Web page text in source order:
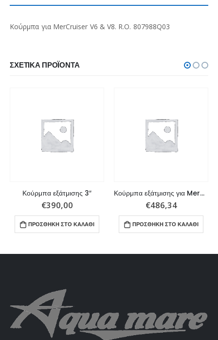
Κούρμπα για MerCruiser V6 & V8. R.O. 807988Q03
ΣΧΕΤΙΚΆ ΠΡΟΪΌΝΤΑ
Κούρμπα εξάτμισης 3″
€390,00
ΠΡΟΣΘΉΚΗ ΣΤΟ ΚΑΛΆΘΙ
Κούρμπα εξάτμισης για MerCruiser 120 4cyl και 160 6cyl
€486,34
ΠΡΟΣΘΉΚΗ ΣΤΟ ΚΑΛΆΘΙ